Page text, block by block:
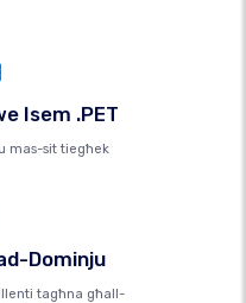
Isem .PET
mas-sit tiegħek
Dominju
tagħna għall-